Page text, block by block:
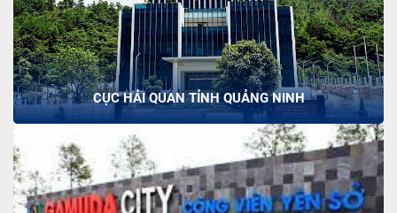
CỤC HẢI QUAN TỈNH QUẢNG NINH